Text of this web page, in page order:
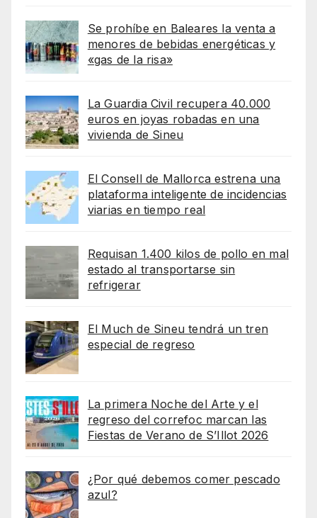
Se prohíbe en Baleares la venta a
menores de bebidas energéticas y
«gas de la risa»
La Guardia Civil recupera 40.000
euros en joyas robadas en una
vivienda de Sineu
El Consell de Mallorca estrena una
plataforma inteligente de incidencias
viarias en tiempo real
Requisan 1.400 kilos de pollo en mal
estado al transportarse sin
refrigerar
El Much de Sineu tendrá un tren
especial de regreso
La primera Noche del Arte y el
regreso del correfoc marcan las
Fiestas de Verano de S’Illot 2026
¿Por qué debemos comer pescado
azul?